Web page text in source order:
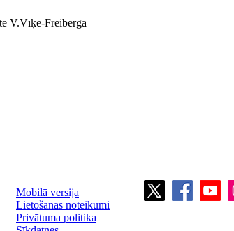
V.Vīķe-Freiberga
Mobilā versija
Lietošanas noteikumi
Privātuma politika